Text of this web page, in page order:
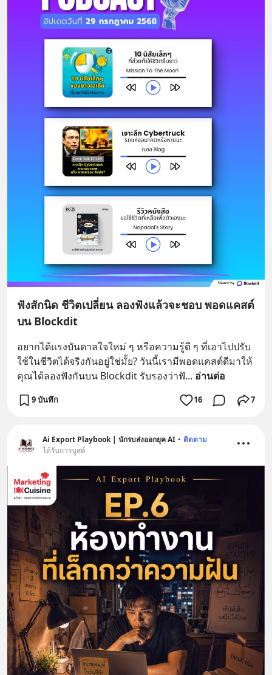
ฟังสักนิด ชีวิตเปลี่ยน ลองฟังแล้วจะชอบ พอดแคสต์
บน Blockdit
อยากได้แรงบันดาลใจใหม่ ๆ หรือความรู้ดี ๆ ที่เอาไปปรับ
ใช้ในชีวิตได้จริงกันอยู่ใช่มั้ย? วันนี้เรามีพอดแคสต์ดีมาให้
คุณได้ลองฟังกันบน Blockdit รับรองว่าฟั... อ่านต่อ
9 บันทึก 16 7
Ai Export Playbook | นักรบส่งออกยุค AI • ติดตาม
ได้รับการบูสต์